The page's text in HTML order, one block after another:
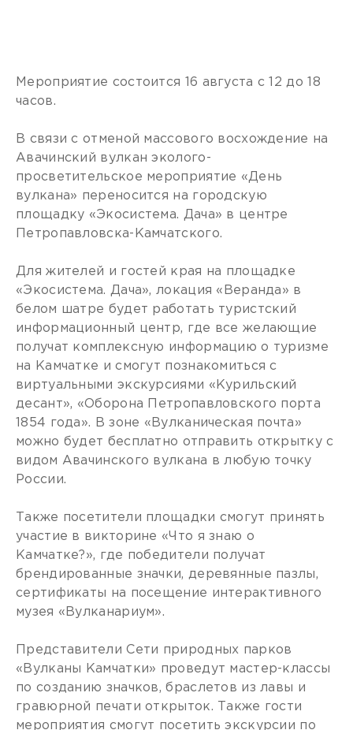
Мероприятие состоится 16 августа с 12 до 18
часов.
В связи с отменой массового восхождение на
Авачинский вулкан эколого-
просветительское мероприятие «День
вулкана» переносится на городскую
площадку «Экосистема. Дача» в центре
Петропавловска-Камчатского.
Для жителей и гостей края на площадке
«Экосистема. Дача», локация «Веранда» в
белом шатре будет работать туристский
информационный центр, где все желающие
получат комплексную информацию о туризме
на Камчатке и смогут познакомиться с
виртуальными экскурсиями «Курильский
десант», «Оборона Петропавловского порта
1854 года». В зоне «Вулканическая почта»
можно будет бесплатно отправить открытку с
видом Авачинского вулкана в любую точку
России.
Также посетители площадки смогут принять
участие в викторине «Что я знаю о
Камчатке?», где победители получат
брендированные значки, деревянные пазлы,
сертификаты на посещение интерактивного
музея «Вулканариум».
Представители Сети природных парков
«Вулканы Камчатки» проведут мастер-классы
по созданию значков, браслетов из лавы и
гравюрной печати открыток. Также гости
мероприятия смогут посетить экскурсии по